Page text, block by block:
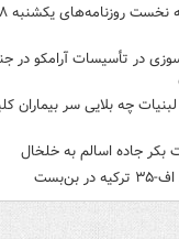
در تأسیسات آرامکو در
چه بلایی سر بیماران
بکر جاده اسالم به خلخال
در بن‌بست